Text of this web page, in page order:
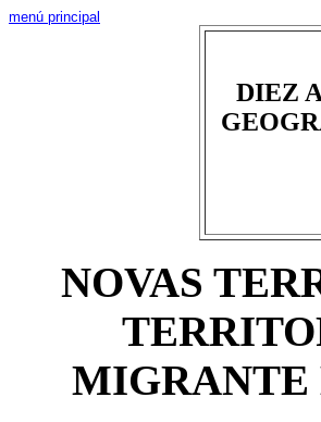
menú principal
DIEZ
NOVAS
MIGRANTE